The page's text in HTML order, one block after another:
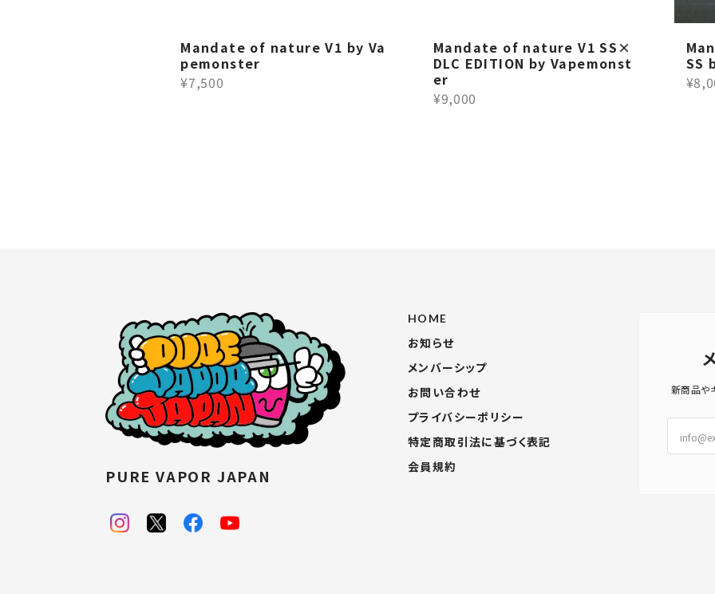
Mandate of nature V1 by Va
pemonster
¥7,500
Mandate of nature V1 SS×
DLC EDITION by Vapemonst
er
¥9,000
SS
新商品や
PURE VAPOR JAPAN
HOME
お知らせ
メンバーシップ
お問い合わせ
プライバシーポリシー
特定商取引法に基づく表記
会員規約